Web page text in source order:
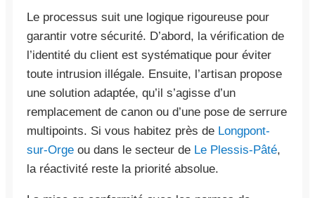
Le processus suit une logique rigoureuse pour
garantir votre sécurité. D’abord, la vérification de
l’identité du client est systématique pour éviter
toute intrusion illégale. Ensuite, l’artisan propose
une solution adaptée, qu’il s’agisse d’un
remplacement de canon ou d’une pose de serrure
multipoints. Si vous habitez près de Longpont-
sur-Orge ou dans le secteur de Le Plessis-Pâté,
la réactivité reste la priorité absolue.